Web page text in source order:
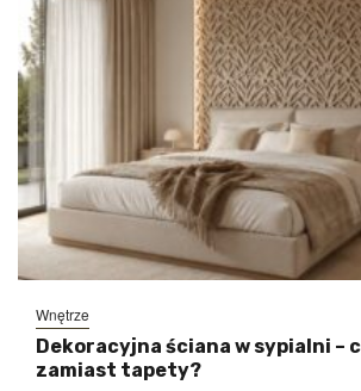
Wnętrze
Dekoracyjna ściana w sypialni –
zamiast tapety?